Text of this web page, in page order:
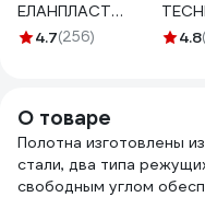
ЕЛАНПЛАСТ
ОЧК201
4.7(256) 4.8
О товаре
Полотна изготовлены
стали, два типа
свободным углом